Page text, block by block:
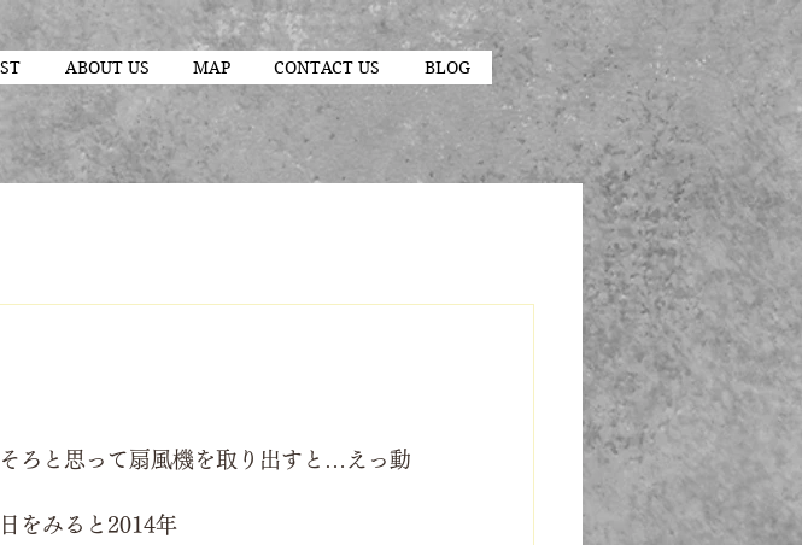
ABOUT US MAP CONTACT US BLOG
ろと思って扇風機を取り出すと…えっ動
をみると2014年